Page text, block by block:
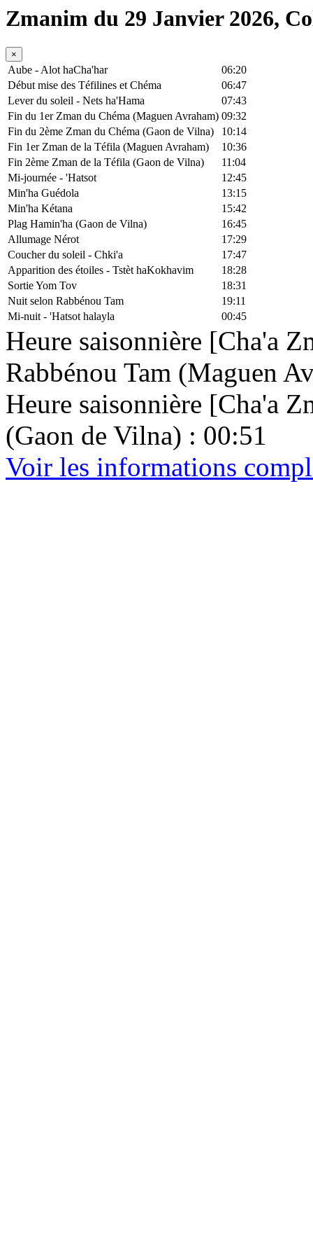
Zmanim du 29 Janvier 2026,
×
Aube - Alot haCha'har
06:20
Début mise des Téfilines et Chéma
06:47
Lever du soleil - Nets ha'Hama
07:43
Fin du 1er Zman du Chéma (Maguen Avraham) 09:32
Fin du 2ème Zman du Chéma (Gaon de Vilna)
10:14
Fin 1er Zman de la Téfila (Maguen Avraham)
10:36
Fin 2ème Zman de la Téfila (Gaon de Vilna)
11:04
Mi-journée - 'Hatsot
12:45
Min'ha Guédola
13:15
Min'ha Kétana
15:42
Plag Hamin'ha (Gaon de Vilna)
16:45
Allumage Nérot
17:29
Coucher du soleil - Chki'a
17:47
Apparition des étoiles - Tstèt haKokhavim
18:28
Sortie Yom Tov
18:31
Nuit selon Rabbénou Tam
19:11
Mi-nuit - 'Hatsot halayla
00:45
Heure saisonnière [Cha'a
Rabbénou Tam (Maguen
Heure saisonnière [Cha'a
(Gaon de Vilna) : 00:51
Voir les informations